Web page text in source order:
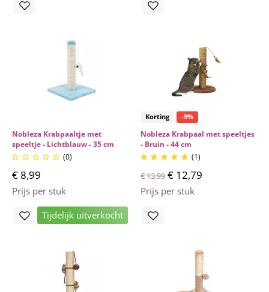
Nobleza Krabpaaltje met
speeltje - Lichtblauw - 35 cm
     (0)
€ 8,99
Prijs per stuk
Tijdelijk uitverkocht
Korting -9%
Nobleza Krabpaal met speeltjes
- Bruin - 44 cm
     (1)
€ 13,99 € 12,79
Prijs per stuk